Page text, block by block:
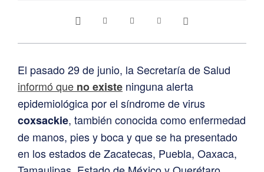
El pasado 29 de junio, la Secretaría de Salud
informó que no existe ninguna alerta
epidemiológica por el síndrome de virus
coxsackie, también conocida como enfermedad
de manos, pies y boca y que se ha presentado
en los estados de Zacatecas, Puebla, Oaxaca,